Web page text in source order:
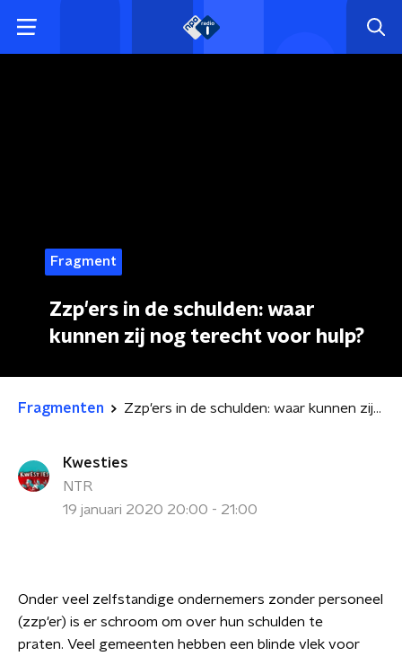
Fragment
Zzp'ers in de schulden: waar
kunnen zij nog terecht voor hulp?
Fragmenten Zzp'ers in de schulden: waar kunnen zij nog terecht voor hulp?
Kwesties
NTR
19 januari 2020 20:00 - 21:00
Onder veel zelfstandige ondernemers zonder personeel
(zzp'er) is er schroom om over hun schulden te
praten. Veel gemeenten hebben een blinde vlek voor